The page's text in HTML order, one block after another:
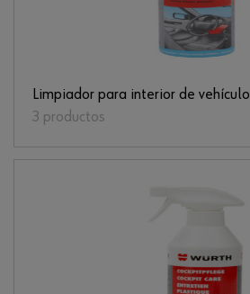
Limpiador para interior de vehículo
3 productos